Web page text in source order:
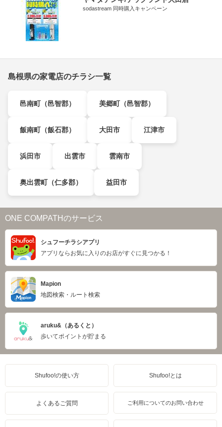
sodastream 同時購入キャンペーン
島根県の家電店のチラシ一覧
邑南町（邑智郡） 美郷町（邑智郡）
飯南町（飯石郡） 大田市 江津市
浜田市 出雲市 雲南市
奥出雲町（仁多郡） 益田市
ONE COMPATHのサービス
シュフーチラシアプリ
アプリならお気に入りのお店がすぐに見つかる！
Mapion
地図検索・ルート検索
aruku&（あるくと）
歩いてポイントが貯まる
Shufoo!の使い方 Shufoo!とは
よくあるご質問 ご利用についてのお問い合わせ